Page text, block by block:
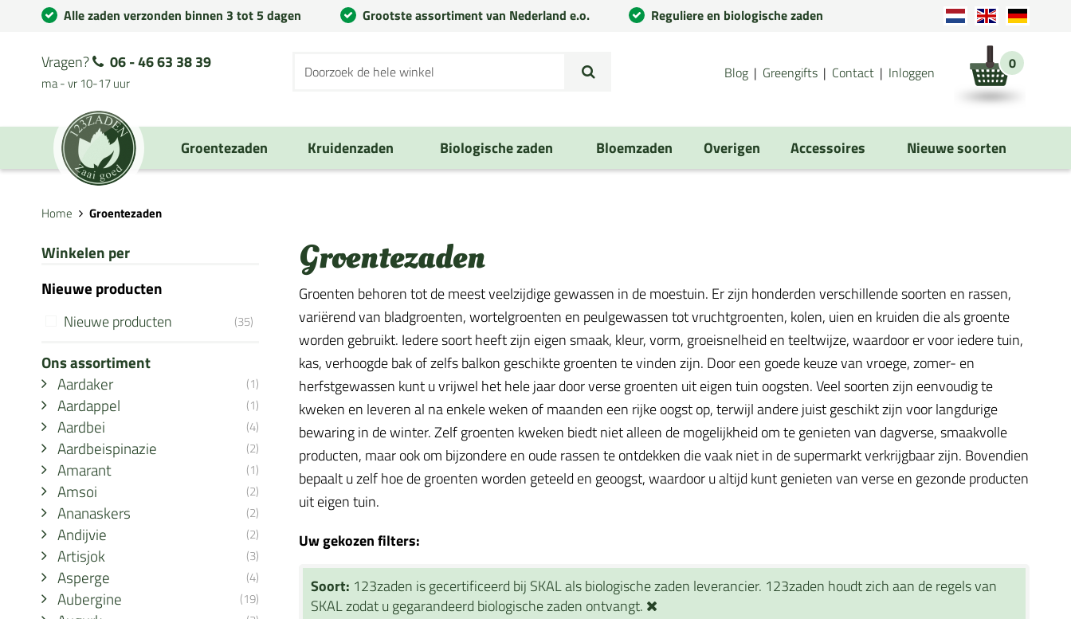
Alle zaden verzonden binnen 3 tot 5 dagen Grootste assortiment van Nederland e.o. Reguliere en biologische zaden
Vragen? 06 - 46 63 38 39
ma - vr 10-17 uur
Blog Greengifts Contact Inloggen 0
Groentezaden Kruidenzaden Biologische zaden Bloemzaden Overigen Accessoires Nieuwe soorten
Home Groentezaden
Winkelen per
Nieuwe producten
Nieuwe producten (35)
Ons assortiment
Aardaker
(1)
Aardappel (1)
Aardbei (4)
Aardbeispinazie (2)
Amarant (1)
Amsoi (2)
Ananaskers (2)
Andijvie (2)
Artisjok (3)
Asperge (4)
Aubergine (19)
Groentezaden
Groenten behoren tot de meest veelzijdige gewassen in de moestuin. Er zijn honderden verschillende soorten en rassen,
variërend van bladgroenten, wortelgroenten en peulgewassen tot vruchtgroenten, kolen, uien en kruiden die als groente
worden gebruikt. Iedere soort heeft zijn eigen smaak, kleur, vorm, groeisnelheid en teeltwijze, waardoor er voor iedere tuin,
kas, verhoogde bak of zelfs balkon geschikte groenten te vinden zijn. Door een goede keuze van vroege, zomer- en
herfstgewassen kunt u vrijwel het hele jaar door verse groenten uit eigen tuin oogsten. Veel soorten zijn eenvoudig te
kweken en leveren al na enkele weken of maanden een rijke oogst op, terwijl andere juist geschikt zijn voor langdurige
bewaring in de winter. Zelf groenten kweken biedt niet alleen de mogelijkheid om te genieten van dagverse, smaakvolle
producten, maar ook om bijzondere en oude rassen te ontdekken die vaak niet in de supermarkt verkrijgbaar zijn. Bovendien
bepaalt u zelf hoe de groenten worden geteeld en geoogst, waardoor u altijd kunt genieten van verse en gezonde producten
uit eigen tuin.
Uw gekozen filters:
Soort: 123zaden is gecertificeerd bij SKAL als biologische zaden leverancier. 123zaden houdt zich aan de regels van
SKAL zodat u gegarandeerd biologische zaden ontvangt.